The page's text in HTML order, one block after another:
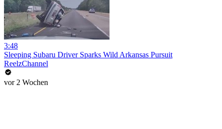
3:48
Sleeping Subaru Driver Sparks Wild Arkansas Pursuit
ReelzChannel
vor 2 Wochen